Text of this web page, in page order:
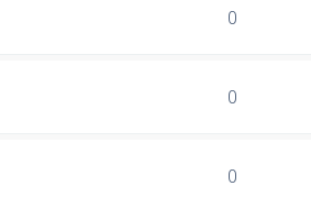
0
0
0